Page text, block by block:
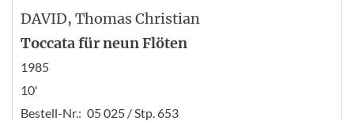
DAVID, Thomas Christian
Toccata für neun Flöten
1985
10'
Bestell-Nr.: 05 025 / Stp. 653